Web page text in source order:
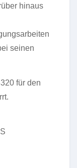
hinaus
seinen
für den